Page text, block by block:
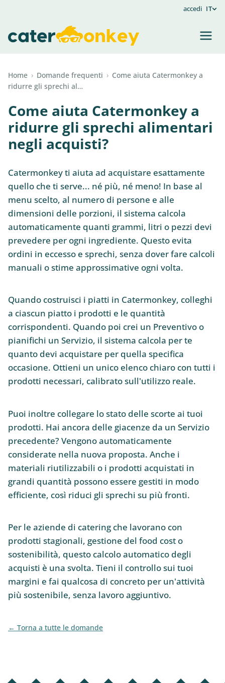
accedi IT
Home › Domande frequenti › Come aiuta Catermonkey a
ridurre gli sprechi al…
Come aiuta Catermonkey a
ridurre gli sprechi alimentari
negli acquisti?
Catermonkey ti aiuta ad acquistare esattamente
quello che ti serve... né più, né meno! In base al
menu scelto, al numero di persone e alle
dimensioni delle porzioni, il sistema calcola
automaticamente quanti grammi, litri o pezzi devi
prevedere per ogni ingrediente. Questo evita
ordini in eccesso e sprechi, senza dover fare calcoli
manuali o stime approssimative ogni volta.
Quando costruisci i piatti in Catermonkey, colleghi
a ciascun piatto i prodotti e le quantità
corrispondenti. Quando poi crei un Preventivo o
pianifichi un Servizio, il sistema calcola per te
quanto devi acquistare per quella specifica
occasione. Ottieni un unico elenco chiaro con tutti i
prodotti necessari, calibrato sull'utilizzo reale.
Puoi inoltre collegare lo stato delle scorte ai tuoi
prodotti. Hai ancora delle giacenze da un Servizio
precedente? Vengono automaticamente
considerate nella nuova proposta. Anche i
materiali riutilizzabili o i prodotti acquistati in
grandi quantità possono essere gestiti in modo
efficiente, così riduci gli sprechi su più fronti.
Per le aziende di catering che lavorano con
prodotti stagionali, gestione del food cost o
sostenibilità, questo calcolo automatico degli
acquisti è una svolta. Tieni il controllo sui tuoi
margini e fai qualcosa di concreto per un'attività
più sostenibile, senza lavoro aggiuntivo.
Torna a tutte le domande